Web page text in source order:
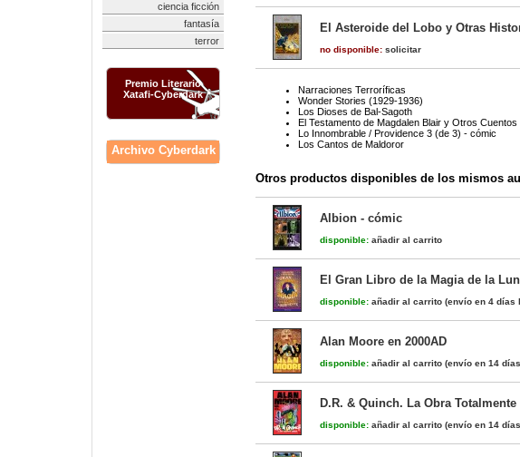
ciencia ficción
fantasía
terror
Premio Literario
Xatafi-Cyberdark
Archivo Cyberdark
El Asteroide del Lobo y Otras
no disponible: solicitar
Narraciones Terroríficas
Wonder Stories (1929-1936)
Los Dioses de Bal-Sagoth
El Testamento de Magdalen Blair y Otros
Lo Innombrable / Providence 3 (de 3) - cómic
Los Cantos de Maldoror
Otros productos disponibles de los mismos
Albion - cómic
disponible: añadir al carrito
El Gran Libro de la Magia de la
disponible: añadir al carrito (envío en 4 días
Alan Moore en 2000AD
disponible: añadir al carrito (envío en 14
D.R. & Quinch. La Obra
disponible: añadir al carrito (envío en 14